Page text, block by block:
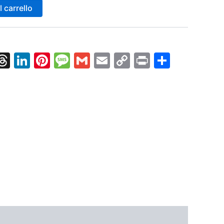
carrello
Threads
LinkedIn
Pinterest
Message
GmailEmailCopy
Print